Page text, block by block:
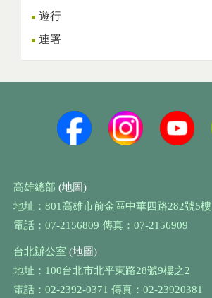
遊行
連署
高雄總部 (地圖)
地址：801高雄市前金區中華四路282號5樓
電話：07-2156809 傳真：07-2156909
台北辦公室 (地圖)
地址：100台北市北平東路28號9樓之2
電話：02-2392-0371 傳真：02-23920381